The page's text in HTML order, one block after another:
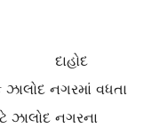
દાહોદ
નગરમાં વધતા
ઝાલોદ નગરના